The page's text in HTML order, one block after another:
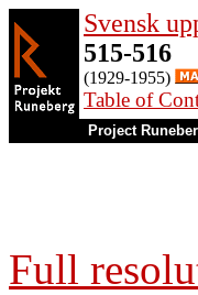
Svensk
515-516
(1929-1955)
Table of
Project
Full